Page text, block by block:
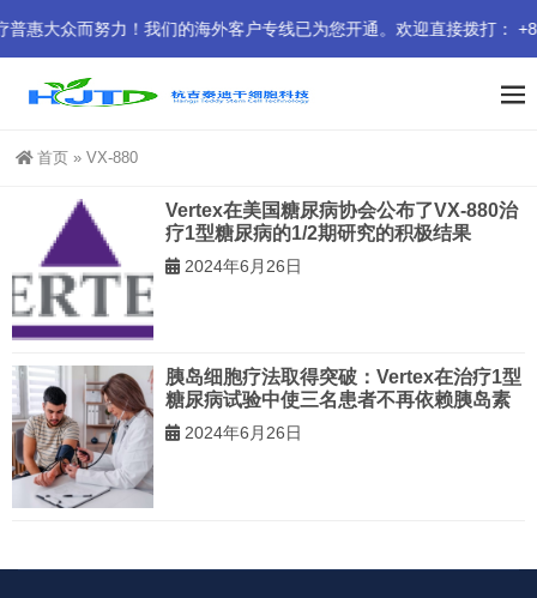
惠大众而努力！我们的海外客户专线已为您开通。欢迎直接拨打：
首页 » VX-880
Vertex在美国糖尿病协会公布了VX-880治
疗1型糖尿病的1/2期研究的积极结果
2024年6月26日
胰岛细胞疗法取得突破：Vertex在治疗1型
糖尿病试验中使三名患者不再依赖胰岛素
2024年6月26日